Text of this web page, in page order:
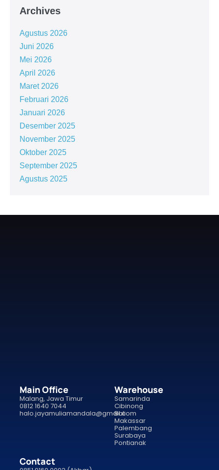
Archives
Agustus 2026
Juni 2026
Mei 2026
April 2026
Maret 2026
Februari 2026
Januari 2026
Desember 2025
November 2025
Oktober 2025
September 2025
Agustus 2025
Main Office
Malang, Jawa Timur
0812 1640 7044
halo.jayamuliamandala@gmail.com
Warehouse
Samarinda
Cibinong
Bali
Makassar
Palembang
Surabaya
Pontianak
Contact